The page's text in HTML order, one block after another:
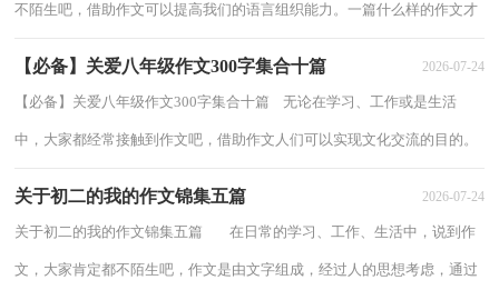
不陌生吧，借助作文可以提高我们的语言组织能力。一篇什么样的作文才
【必备】关爱八年级作文300字集合十篇 2026-07-24
【必备】关爱八年级作文300字集合十篇 无论在学习、工作或是生活
中，大家都经常接触到作文吧，借助作文人们可以实现文化交流的目的。
关于初二的我的作文锦集五篇 2026-07-24
关于初二的我的作文锦集五篇 在日常的学习、工作、生活中，说到作
文，大家肯定都不陌生吧，作文是由文字组成，经过人的思想考虑，通过